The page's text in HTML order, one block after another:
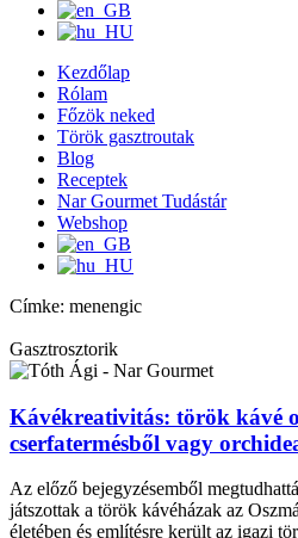
Kezdőlap
Rólam
Főzök neked
Török gasztroutak
Blog
Receptek
Nar Gourmet Tudástár
Webshop
Címke: menengic
Gasztrosztorik
Kávékreativitás: török kávé
cserfatermésből vagy
Az előző bejegyzésemből
játszottak a török kávéházak az
életében és említésre került az igazi